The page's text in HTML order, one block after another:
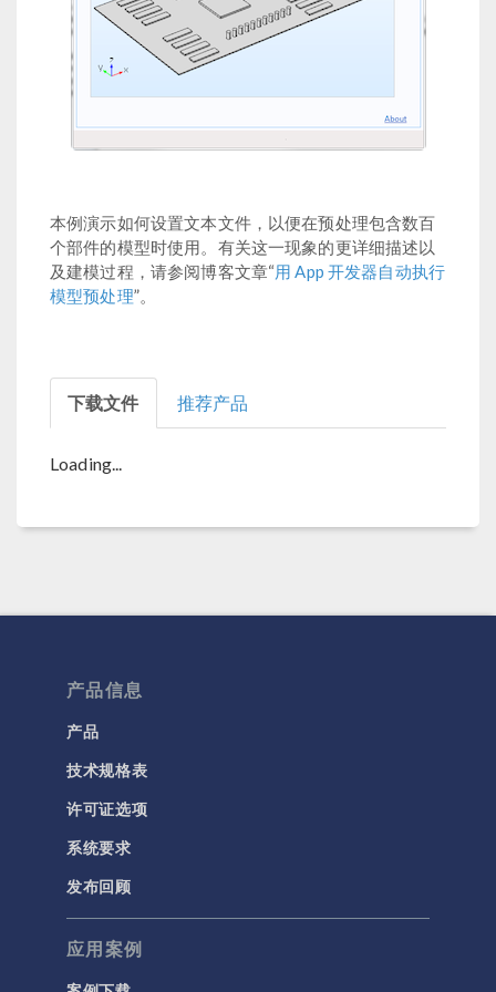
本例演示如何设置文本文件，以便在预处理包含数百
个部件的模型时使用。有关这一现象的更详细描述以
及建模过程，请参阅博客文章“用 App 开发器自动执行
模型预处理”。
下载文件 推荐产品
Loading...
产品信息
产品
技术规格表
许可证选项
系统要求
发布回顾
应用案例